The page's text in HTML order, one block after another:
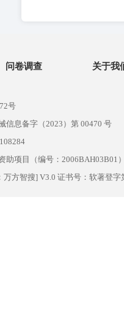
问卷调查 关于我
号
信息备字（2023）第 00470 号
助项目（编号：2006BAH03B01
方智搜] V3.0 证书号：软著登字